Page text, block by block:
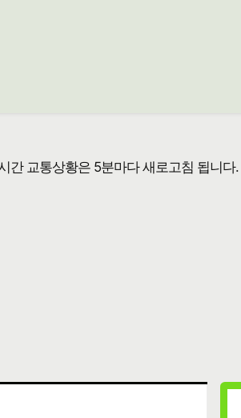
간 교통상황은 5분마다 새로고침 됩니다.